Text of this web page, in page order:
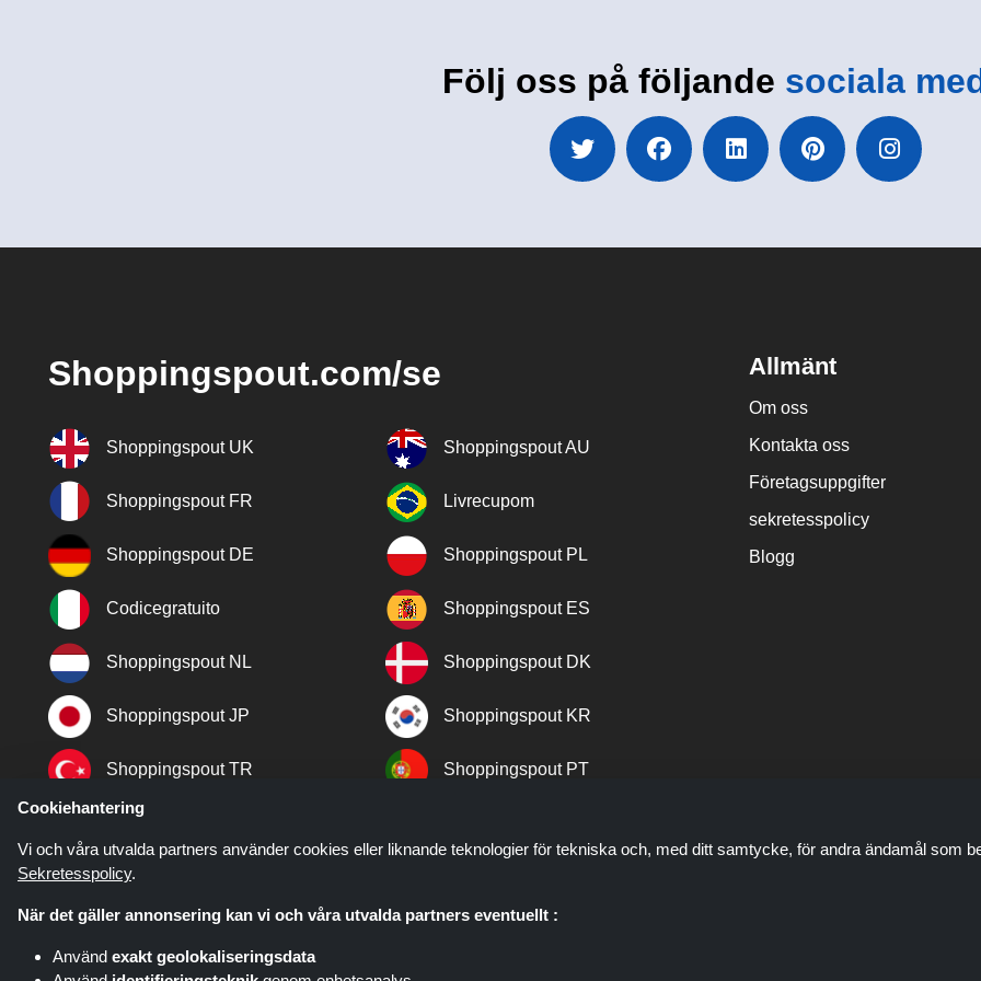
Följ oss på följande sociala
Shoppingspout.com/se
Shoppingspout UK Shoppingspout AU
Shoppingspout FR Livrecupom
Shoppingspout DE Shoppingspout PL
Codicegratuito Shoppingspout ES
Shoppingspout NL Shoppingspout DK
Shoppingspout JP Shoppingspout KR
Shoppingspout TR Shoppingspout PT
Shoppingspout NO
Allmänt
Om oss
Kontakta oss
Företagsuppgifter
sekretesspolicy
Blogg
Cookiehantering
Vi och våra utvalda partners använder cookies eller liknande teknologier för tekniska och, med ditt samtycke, för andra ändamål som
Sekretesspolicy.
När det gäller annonsering kan vi och våra utvalda partners eventuellt :
Använd exakt geolokaliseringsdata